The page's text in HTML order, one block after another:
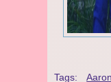
Tags: